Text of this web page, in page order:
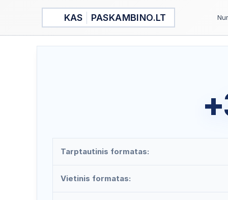
KAS PASKAMBINO.LT
Tarptautinis formatas:
Vietinis formatas: